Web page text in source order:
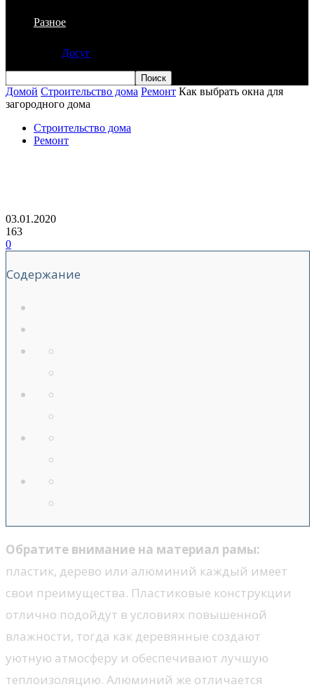
Разное
Досуг
Домой Строительство дома Ремонт Как выбрать окна для
загородного дома
Строительство дома
Ремонт
03.01.2020
163
0
Содержание
Обратите внимание на материал рамы:
пластик, дерево или алюминий каждый имеет
свои преимущества. Пластиковые конструкции
отлично подойдут в условиях повышенной
влажности, тогда как деревянные создают
уютную атмосферу и обеспечивают лучшую
теплоизоляцию. Алюминий же отличается